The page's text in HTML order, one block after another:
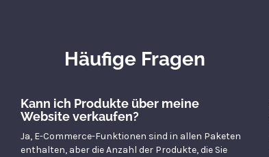
Häufige Fragen
Kann ich Produkte über meine
Website verkaufen?
Ja, E-Commerce-Funktionen sind in allen Paketen
enthalten, aber die Anzahl der Produkte, die Sie